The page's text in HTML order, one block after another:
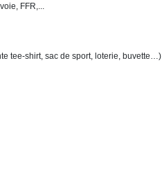
FFR,...
tee-shirt, sac de sport, loterie, buvette…)